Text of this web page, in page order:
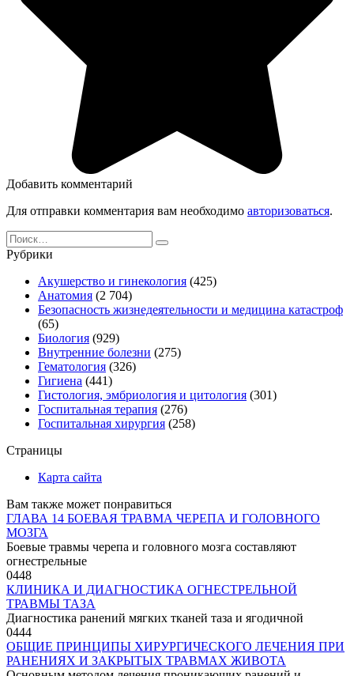
Добавить комментарий
Для отправки комментария вам необходимо авторизоваться.
Search
for:
Рубрики
Акушерство и гинекология (425)
Анатомия (2 704)
Безопасность жизнедеятельности и медицина катастроф
(65)
Биология (929)
Внутренние болезни (275)
Гематология (326)
Гигиена (441)
Гистология, эмбриология и цитология (301)
Госпитальная терапия (276)
Госпитальная хирургия (258)
Страницы
Карта сайта
Вам также может понравиться
ГЛАВА 14 БОЕВАЯ ТРАВМА ЧЕРЕПА И ГОЛОВНОГО
МОЗГА
Боевые травмы черепа и головного мозга составляют
огнестрельные
0448
КЛИНИКА И ДИАГНОСТИКА ОГНЕСТРЕЛЬНОЙ
ТРАВМЫ ТАЗА
Диагностика ранений мягких тканей таза и ягодичной
0444
ОБЩИЕ ПРИНЦИПЫ ХИРУРГИЧЕСКОГО ЛЕЧЕНИЯ ПРИ
РАНЕНИЯХ И ЗАКРЫТЫХ ТРАВМАХ ЖИВОТА